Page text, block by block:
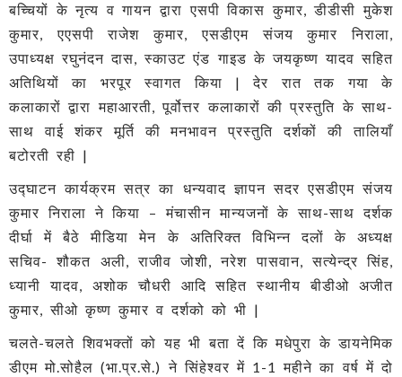
बच्चियों के नृत्य व गायन द्वारा एसपी विकास कुमार, डीडीसी मुकेश
कुमार, एएसपी राजेश कुमार, एसडीएम संजय कुमार निराला,
उपाध्यक्ष रघुनंदन दास, स्काउट एंड गाइड के जयकृष्ण यादव सहित
अतिथियों का भरपूर स्वागत किया | देर रात तक गया के
कलाकारों द्वारा महाआरती, पूर्वोत्तर कलाकारों की प्रस्तुति के साथ-
साथ वाई शंकर मूर्ति की मनभावन प्रस्तुति दर्शकों की तालियाँ
बटोरती रही |
उद्घाटन कार्यक्रम सत्र का धन्यवाद ज्ञापन सदर एसडीएम संजय
कुमार निराला ने किया – मंचासीन मान्यजनों के साथ-साथ दर्शक
दीर्घा में बैठे मीडिया मेन के अतिरिक्त विभिन्न दलों के अध्यक्ष
सचिव- शौकत अली, राजीव जोशी, नरेश पासवान, सत्येन्द्र सिंह,
ध्यानी यादव, अशोक चौधरी आदि सहित स्थानीय बीडीओ अजीत
कुमार, सीओ कृष्ण कुमार व दर्शको को भी |
चलते-चलते शिवभक्तों को यह भी बता दें कि मधेपुरा के डायनेमिक
डीएम मो.सोहैल (भा.प्र.से.) ने सिंहेश्वर में 1-1 महीने का वर्ष में दो